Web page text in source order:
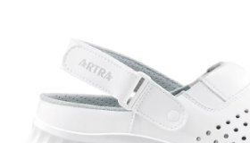
PRE KÁVIČKÁROV
BEZPEČNOSTNÉ NORMY A SYMBOLY